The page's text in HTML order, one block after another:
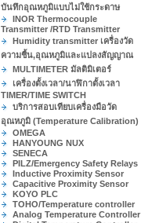
บันทึกอุณหภูมิแบบไม่ใช้กระดาษ
INOR Thermocouple
Transmitter /RTD Transmitter
Humidity transmitter เครื่องวัด
ความชื้น,อุณหภูมิและแปลงสัญญาณ
MULTIMETER มัลติมิเตอร์
เครื่องตั้งเวลา/นาฬิกาตั้งเวลา
TIMER/TIME SWITCH
บริการสอบเทียบเครื่องมือวัด
อุณหภูมิ (Temperature Calibration)
OMEGA
HANYOUNG NUX
SENECA
PILZ/Emergency Safety Relays
Inductive Proximity Sensor
Capacitive Proximity Sensor
KOYO PLC
TOHO/Temperature controller
Analog Temperature Controller